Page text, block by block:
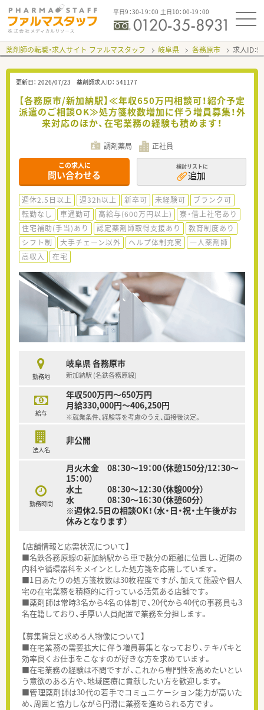
平日9：30-19：00 土日10：00-19：00
薬剤師の転職・求人サイト ファルマスタッフ 岐阜県 各務原市 求人ID：
更新日： 2026/07/23 薬剤師求人ID： 541177
【各務原市/新加納駅】≪年収650万円相談可！紹介予定
派遣のご相談OK≫処方箋枚数増加に伴う増員募集！外
来対応のほか、在宅業務の経験も積めます！
調剤薬局 正社員
この求人に
問い合わせる
検討リストに
追加
週休2.5日以上 週32h以上 新卒可 未経験可
ブランク可
転勤なし
車通勤可 高給与(600万円以上)
寮・借上社宅あり
住宅補助(手当)あり
認定薬剤師取得支援あり
教育制度あり
シフト制
大手チェーン以外 ヘルプ体制充実
一人薬剤師
高収入
在宅
勤務地
岐阜県 各務原市
新加納駅 (名鉄各務原線)
給与
年収500万円～650万円
月給330,000円～406,250円
※就業条件、経験等を考慮のうえ、面接後決定。
法人名
非公開
勤務時間
月火木金 08：30～19：00（休憩150分/12：30～
15：00）
水土 08：30～12：30（休憩00分）
水 08：30～16：30（休憩60分）
※週休2.5日の相談OK！（水・日・祝・土午後がお
休みとなります）
【店舗情報と応需状況について】
■名鉄各務原線の新加納駅から車で数分の距離に位置し、近隣の
内科や循環器科をメインとした処方箋を応需しています。
■1日あたりの処方箋枚数は30枚程度ですが、加えて施設や個人
宅の在宅業務を積極的に行っている活気ある店舗です。
■薬剤師は常時3名から4名の体制で、20代から40代の事務員も3
名在籍しており、手厚い人員配置で業務を分担します。
【募集背景と求める人物像について】
■在宅業務の需要拡大に伴う増員募集となっており、テキパキと
効率良くお仕事をこなすのが好きな方を求めています。
■在宅業務の経験は不問ですが、これから専門性を高めたいとい
う意欲のある方や、地域医療に貢献したい方を歓迎します。
■管理薬剤師は30代の若手でコミュニケーション能力が高いた
め、周囲と協力しながら円滑に業務を進められる方です。